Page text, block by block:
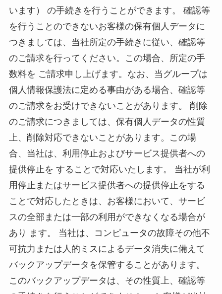
います） の手続きを行うことができます。 確認等
を行うことのできないお客様の保有個人データに
つきましては、当社所定の手続きに従い、確認等
のご請求を行ってください。この場合、所定の手
数料を ご請求申し上げます。なお、当グループは
個人情報保護法に定める事由がある場合、確認等
のご請求をお受けできないことがあります。 削除
のご請求につきましては、保有個人データの性質
上、削除対応できないことがあります。この場
合、当社は、利用停止およびサービス提供者への
提供停止を することで対応いたします。 当社が利
用停止またはサービス提供者への提供停止をする
ことで対応したときは、お客様において、サービ
スの全部または一部の利用ができなくなる場合が
あり ます。 当社は、コンピュータの故障その他不
可抗力または人的ミスによるデータ消失に備えて
バックアップデータを保管することがあります。
このバックアップデータは、その性質上、確認等